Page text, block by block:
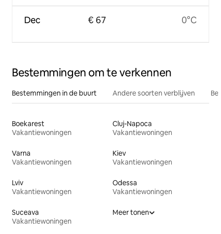
Dec € 67 0°C
Bestemmingen om te verkennen
Bestemmingen in de buurt Andere soorten verblijven
Boekarest
Vakantiewoningen
Cluj-Napoca
Vakantiewoningen
Varna
Vakantiewoningen
Kiev
Vakantiewoningen
Lviv
Vakantiewoningen
Odessa
Vakantiewoningen
Suceava
Vakantiewoningen
Meer tonen